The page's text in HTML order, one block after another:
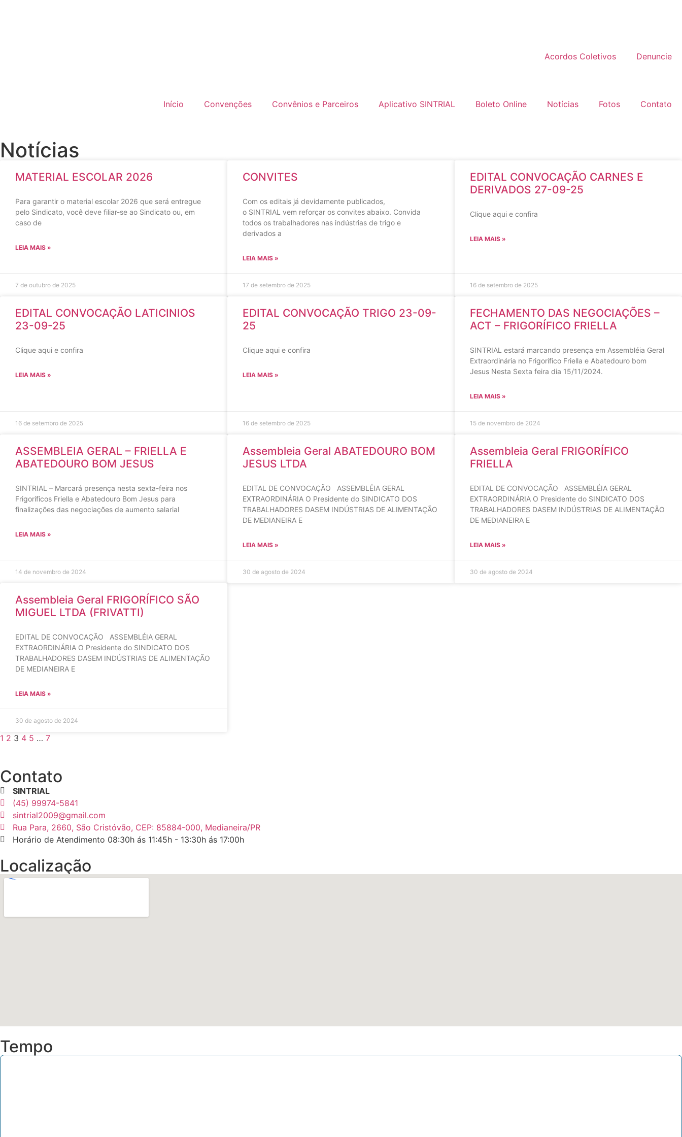
Acordos Coletivos Denuncie
Início Convenções Convênios e Parceiros Aplicativo SINTRIAL Boleto Online Notícias Fotos Contato
Notícias
MATERIAL ESCOLAR 2026
Para garantir o material escolar 2026 que será entregue
pelo Sindicato, você deve filiar-se ao Sindicato ou, em
caso de
LEIA MAIS »
7 de outubro de 2025
CONVITES
Com os editais já devidamente publicados,
o SINTRIAL vem reforçar os convites abaixo. Convida
todos os trabalhadores nas indústrias de trigo e
derivados a
LEIA MAIS »
17 de setembro de 2025
EDITAL CONVOCAÇÃO CARNES E
DERIVADOS 27-09-25
Clique aqui e confira
LEIA MAIS »
16 de setembro de 2025
EDITAL CONVOCAÇÃO LATICINIOS
23-09-25
Clique aqui e confira
LEIA MAIS »
16 de setembro de 2025
EDITAL CONVOCAÇÃO TRIGO 23-09-
25
Clique aqui e confira
LEIA MAIS »
16 de setembro de 2025
FECHAMENTO DAS NEGOCIAÇÕES –
ACT – FRIGORÍFICO FRIELLA
SINTRIAL estará marcando presença em Assembléia Geral
Extraordinária no Frigorífico Friella e Abatedouro bom
Jesus Nesta Sexta feira dia 15/11/2024.
LEIA MAIS »
15 de novembro de 2024
ASSEMBLEIA GERAL – FRIELLA E
ABATEDOURO BOM JESUS
SINTRIAL – Marcará presença nesta sexta-feira nos
Frigoríficos Friella e Abatedouro Bom Jesus para
finalizações das negociações de aumento salarial
LEIA MAIS »
14 de novembro de 2024
Assembleia Geral ABATEDOURO BOM
JESUS LTDA
EDITAL DE CONVOCAÇÃO ASSEMBLÉIA GERAL
EXTRAORDINÁRIA O Presidente do SINDICATO DOS
TRABALHADORES DASEM INDÚSTRIAS DE ALIMENTAÇÃO
DE MEDIANEIRA E
LEIA MAIS »
30 de agosto de 2024
Assembleia Geral FRIGORÍFICO
FRIELLA
EDITAL DE CONVOCAÇÃO ASSEMBLÉIA GERAL
EXTRAORDINÁRIA O Presidente do SINDICATO DOS
TRABALHADORES DASEM INDÚSTRIAS DE ALIMENTAÇÃO
DE MEDIANEIRA E
LEIA MAIS »
30 de agosto de 2024
Assembleia Geral FRIGORÍFICO SÃO
MIGUEL LTDA (FRIVATTI)
EDITAL DE CONVOCAÇÃO ASSEMBLÉIA GERAL
EXTRAORDINÁRIA O Presidente do SINDICATO DOS
TRABALHADORES DASEM INDÚSTRIAS DE ALIMENTAÇÃO
DE MEDIANEIRA E
LEIA MAIS »
30 de agosto de 2024
1 2 3 4 5 … 7
Contato
SINTRIAL
(45) 99974-5841
sintrial2009@gmail.com
Rua Para, 2660, São Cristóvão, CEP: 85884-000, Medianeira/PR
Horário de Atendimento 08:30h ás 11:45h - 13:30h ás 17:00h
Localização
Tempo